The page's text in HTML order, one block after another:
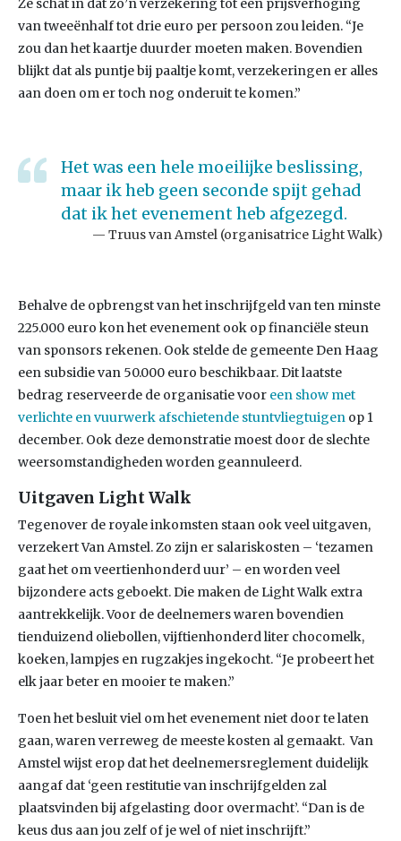
Ze schat in dat zo’n verzekering tot een prijsverhoging
van tweeënhalf tot drie euro per persoon zou leiden. “Je
zou dan het kaartje duurder moeten maken. Bovendien
blijkt dat als puntje bij paaltje komt, verzekeringen er alles
aan doen om er toch nog onderuit te komen.”
Het was een hele moeilijke beslissing,
maar ik heb geen seconde spijt gehad
dat ik het evenement heb afgezegd.
Truus van Amstel (organisatrice Light Walk)
Behalve de opbrengst van het inschrijfgeld van ten minste
225.000 euro kon het evenement ook op financiële steun
van sponsors rekenen. Ook stelde de gemeente Den Haag
een subsidie van 50.000 euro beschikbaar. Dit laatste
bedrag reserveerde de organisatie voor een show met
verlichte en vuurwerk afschietende stuntvliegtuigen op 1
december. Ook deze demonstratie moest door de slechte
weersomstandigheden worden geannuleerd.
Uitgaven Light Walk
Tegenover de royale inkomsten staan ook veel uitgaven,
verzekert Van Amstel. Zo zijn er salariskosten – ‘tezamen
gaat het om veertienhonderd uur’ – en worden veel
bijzondere acts geboekt. Die maken de Light Walk extra
aantrekkelijk. Voor de deelnemers waren bovendien
tienduizend oliebollen, vijftienhonderd liter chocomelk,
koeken, lampjes en rugzakjes ingekocht. “Je probeert het
elk jaar beter en mooier te maken.”
Toen het besluit viel om het evenement niet door te laten
gaan, waren verreweg de meeste kosten al gemaakt. Van
Amstel wijst erop dat het deelnemersreglement duidelijk
aangaf dat ‘geen restitutie van inschrijfgelden zal
plaatsvinden bij afgelasting door overmacht’. “Dan is de
keus dus aan jou zelf of je wel of niet inschrijft.”